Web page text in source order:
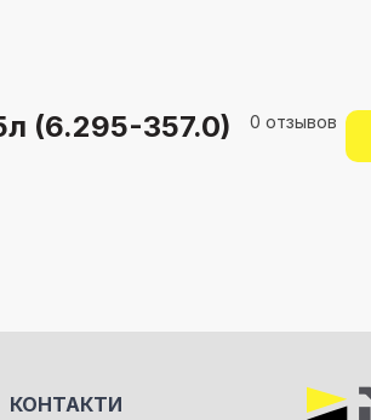
(6.295-357.0) 0 отзывов
КОНТАКТИ